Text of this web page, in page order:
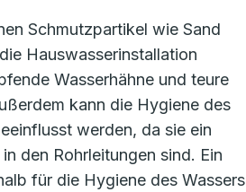
Schmutzpartikel wie Sand
Hauswasserinstallation
Wasserhähne und teure
kann die Hygiene des
werden, da sie ein
den Rohrleitungen sind. Ein
für die Hygiene des Wassers